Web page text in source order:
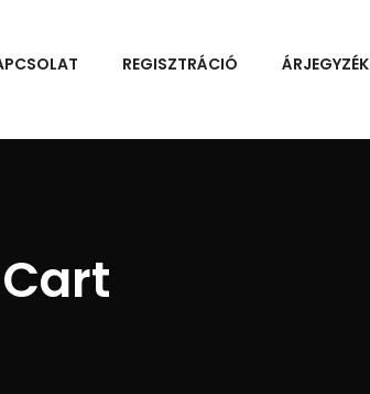
REGISZTRÁCIÓ ÁRJEGYZÉK